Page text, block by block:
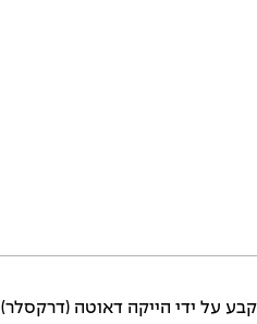
לרוחק לנערות (מתחת לגיל 20) הוא 7.14 מטר ונקבע על ידי הייקה דאוטה (דרקסלר)